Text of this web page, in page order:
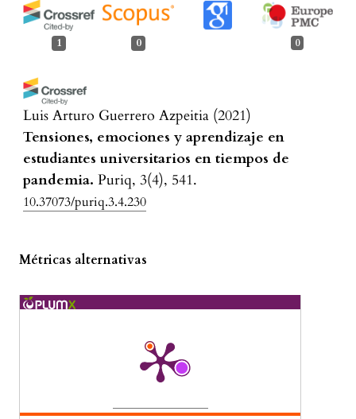
1 0 0
Luis Arturo Guerrero Azpeitia (2021)
Tensiones, emociones y aprendizaje en
estudiantes universitarios en tiempos de
pandemia. Puriq, 3(4), 541.
10.37073/puriq.3.4.230
Métricas alternativas